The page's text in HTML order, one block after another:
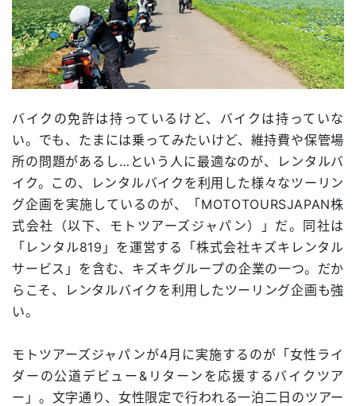
バイクの免許は持っているけど、バイクは持っていな
い。でも、たまには乗ってみたいけど、維持費や保管場
所の問題があるし…という人に最適なのが、レンタルバ
イク。この、レンタルバイクを利用した様々なツーリン
グ企画を実施しているのが、「MOTOTOURSJAPAN株
式会社（以下、モトツアーズジャパン）」だ。同社は
「レンタル819」を運営する「株式会社キズキレンタル
サービス」を含む、キズキグループの企業の一つ。だか
らこそ、レンタルバイクを利用したツーリング企画も強
い。
モトツアーズジャパンが4月に実施するのが「女性ライ
ダーの公道デビュー&リターンを応援するバイクツア
ー」。文字通り、女性限定で行われる一泊二日のツアー